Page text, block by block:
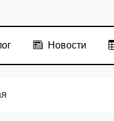
Новости